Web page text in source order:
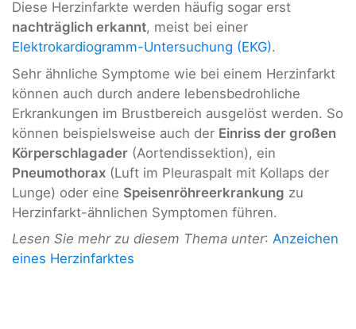
Diese Herzinfarkte werden häufig sogar erst
nachträglich erkannt, meist bei einer
Elektrokardiogramm-Untersuchung (EKG).
Sehr ähnliche Symptome wie bei einem Herzinfarkt
können auch durch andere lebensbedrohliche
Erkrankungen im Brustbereich ausgelöst werden. So
können beispielsweise auch der Einriss der großen
Körperschlagader (Aortendissektion), ein
Pneumothorax (Luft im Pleuraspalt mit Kollaps der
Lunge) oder eine Speisenröhreerkrankung zu
Herzinfarkt-ähnlichen Symptomen führen.
Lesen Sie mehr zu diesem Thema unter: Anzeichen
eines Herzinfarktes